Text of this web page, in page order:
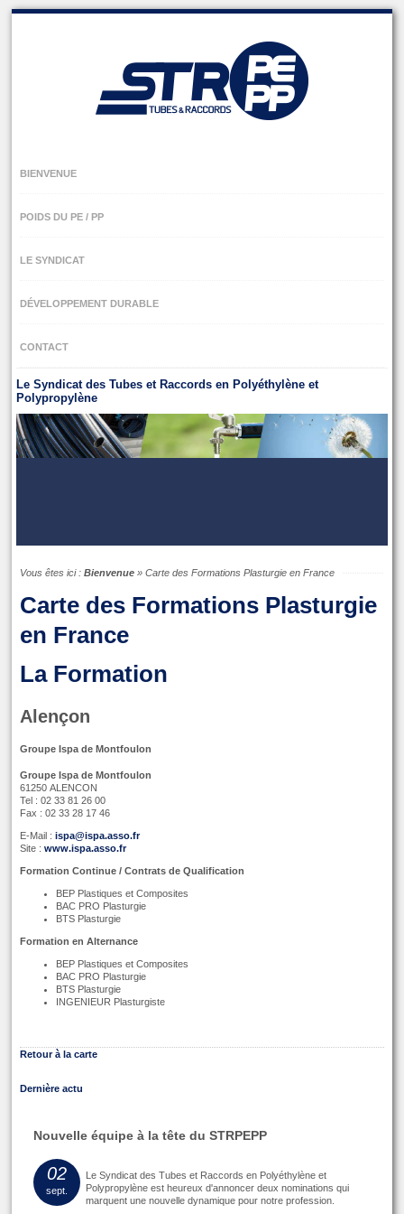
BIENVENUE
POIDS DU PE / PP
LE SYNDICAT
DÉVELOPPEMENT DURABLE
CONTACT
Le Syndicat des Tubes et Raccords en Polyéthylène et
Polypropylène
Vous êtes ici :Bienvenue »Carte des Formations Plasturgie en France
Carte des Formations Plasturgie
en France
La Formation
Alençon
Groupe Ispa de Montfoulon
Groupe Ispa de Montfoulon
61250 ALENCON
Tel : 02 33 81 26 00
Fax : 02 33 28 17 46
E-Mail :ispa@ispa.asso.fr
Site :www.ispa.asso.fr
Formation Continue / Contrats de Qualification
BEP Plastiques et Composites
BAC PRO Plasturgie
BTS Plasturgie
Formation en Alternance
BEP Plastiques et Composites
BAC PRO Plasturgie
BTS Plasturgie
INGENIEUR Plasturgiste
Retour à la carte
Dernière actu
Nouvelle équipe à la tête du STRPEPP
02
sept.
Le Syndicat des Tubes et Raccords en Polyéthylène et
Polypropylène est heureux d'annoncer deux nominations qui
marquent une nouvelle dynamique pour notre profession.